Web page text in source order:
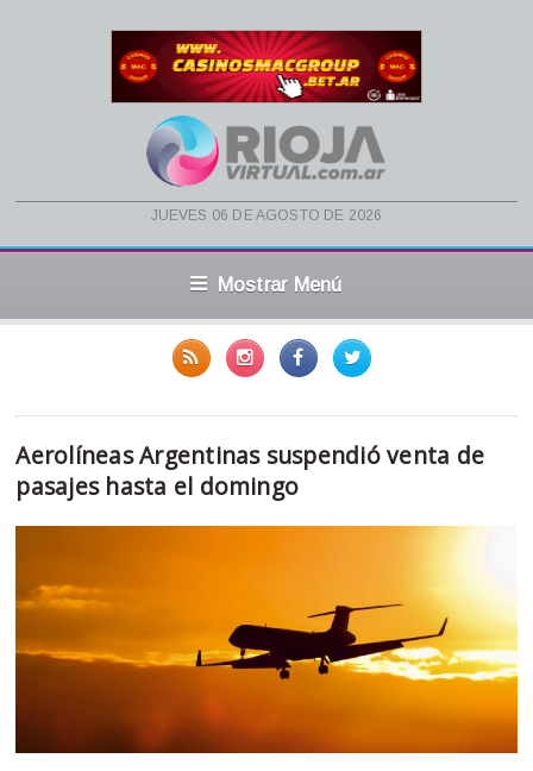
jueves 06 de agosto de 2026
Mostrar Menú
Aerolíneas Argentinas suspendió venta de
pasajes hasta el domingo